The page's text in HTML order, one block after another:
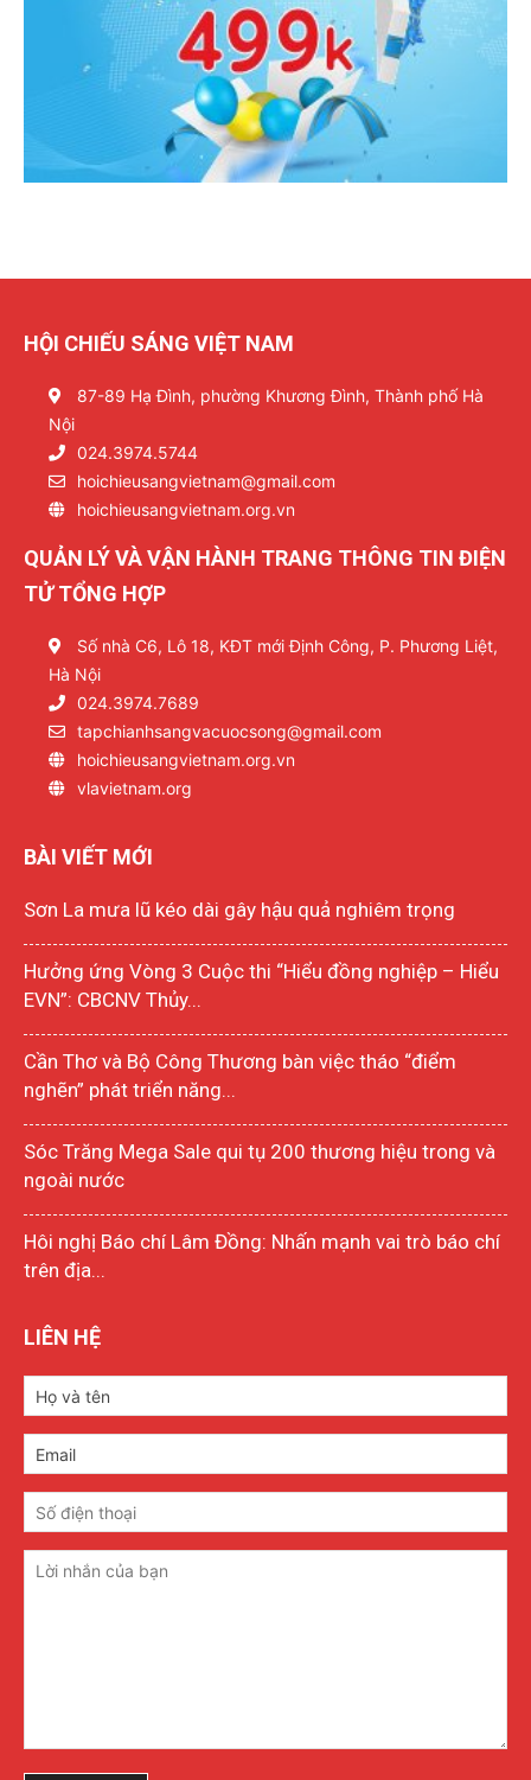
HỘI CHIẾU SÁNG VIỆT NAM
87-89 Hạ Đình, phường Khương Đình, Thành phố Hà
Nội
024.3974.5744
hoichieusangvietnam@gmail.com
hoichieusangvietnam.org.vn
QUẢN LÝ VÀ VẬN HÀNH TRANG THÔNG TIN ĐIỆN
TỬ TỔNG HỢP
Số nhà C6, Lô 18, KĐT mới Định Công, P. Phương Liệt,
Hà Nội
024.3974.7689
tapchianhsangvacuocsong@gmail.com
hoichieusangvietnam.org.vn
vlavietnam.org
BÀI VIẾT MỚI
Sơn La mưa lũ kéo dài gây hậu quả nghiêm trọng
Hưởng ứng Vòng 3 Cuộc thi “Hiểu đồng nghiệp – Hiểu
EVN”: CBCNV Thủy...
Cần Thơ và Bộ Công Thương bàn việc tháo “điểm
nghẽn” phát triển năng...
Sóc Trăng Mega Sale qui tụ 200 thương hiệu trong và
ngoài nước
Hôi nghị Báo chí Lâm Đồng: Nhấn mạnh vai trò báo chí
trên địa...
LIÊN HỆ